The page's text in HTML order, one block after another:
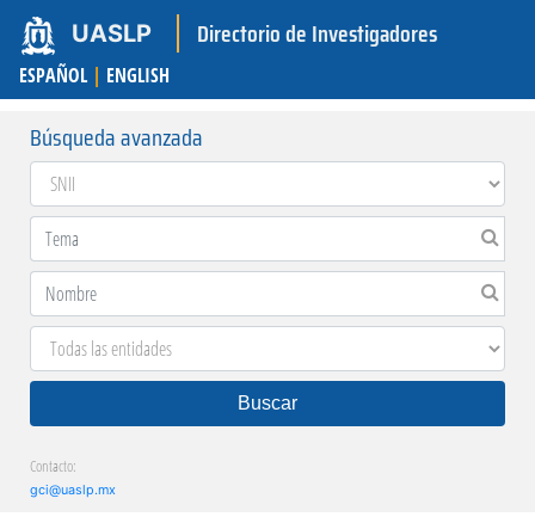
UASLP Directorio de Investigadores
ESPAÑOL | ENGLISH
Búsqueda avanzada
Buscar
Contacto:
gci@uaslp.mx